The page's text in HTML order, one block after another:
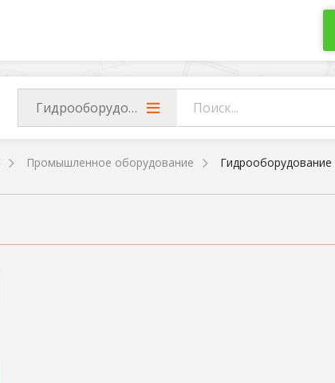
Гидрооборудование
Промышленное оборудование Гидрооборудование